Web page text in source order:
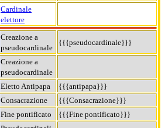
Cardinale
elettore
Creazione a
pseudocardinale
{{{pseudocardinale}}}
Creazione a
pseudocardinale
Eletto Antipapa
{{{antipapa}}}
Consacrazione
{{{Consacrazione}}}
Fine pontificato
{{{Fine pontificato}}}